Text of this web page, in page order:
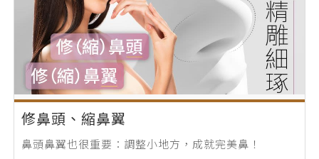
修鼻頭、縮鼻翼
鼻頭鼻翼也很重要：調整小地方，成就完美鼻！